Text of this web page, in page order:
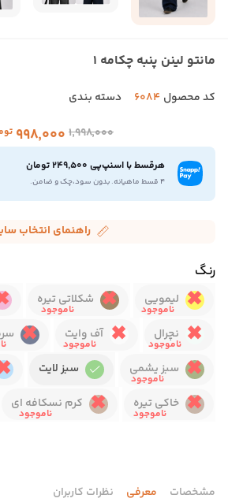
مانتو لینن پنبه چکامه 1
کد محصول 6084 دسته بندی
۱٬۹۹۸٬۰۰۰ ۹۹۸٬۰۰۰
هرقسط با اسنپ‌پی 249,500 تومان
۴ قسط ماهیانه. بدون سود،چک و ضامن.
راهنمای انتخاب
رنگ
لیمویی شکلاتی تیره
نچرال
آف وایت
سبز یشمی
سبز لایت
خاکی تیره
کرم نسکافه ای
مشخصات معرفی نظرات کاربران